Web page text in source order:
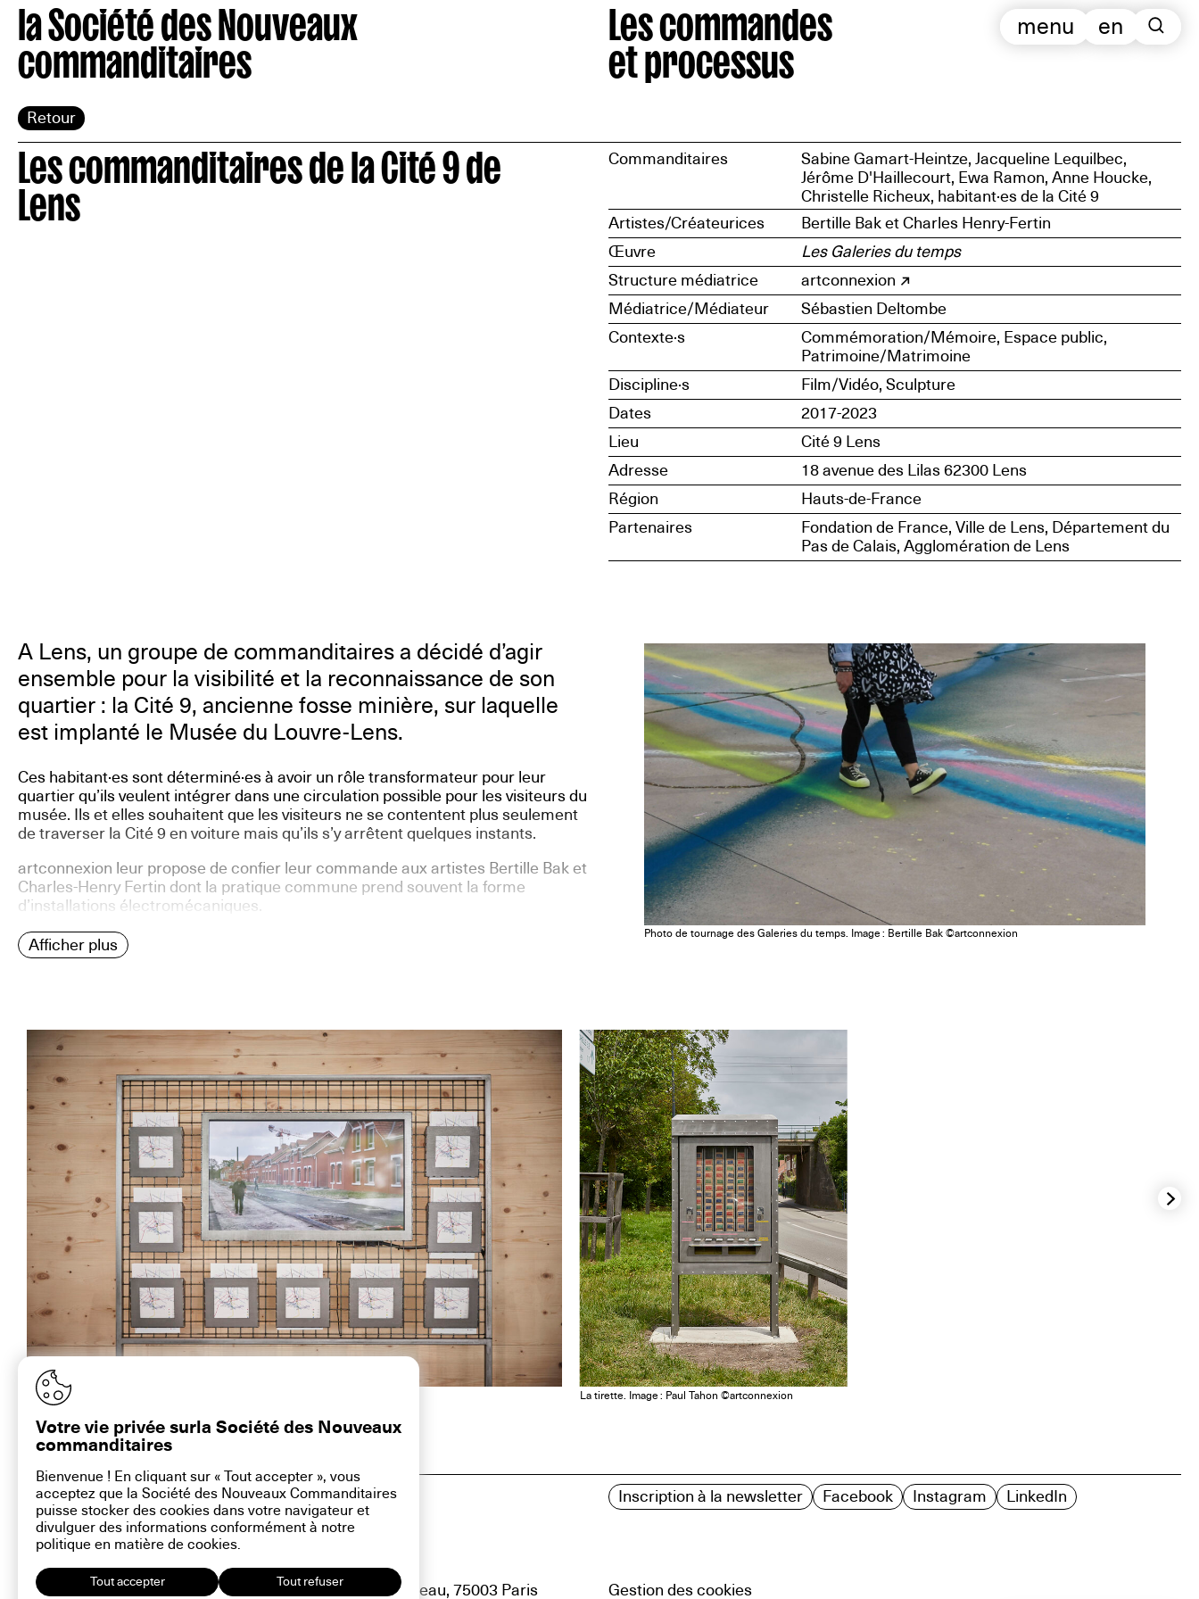
la Société des Nouveaux
commanditaires
Retour
Les commandes
et processus
en
menu
Les commanditaires de la Cité 9 de
Lens
Commanditaires
Sabine Gamart-Heintze, Jacqueline Lequilbec,
Jérôme D'Haillecourt, Ewa Ramon, Anne Houcke,
Christelle Richeux, habitant·es de la Cité 9
Artistes/Créateurices
Bertille Bak et Charles Henry-Fertin
Œuvre
Les Galeries du temps
Structure médiatrice
artconnexion
Médiatrice/Médiateur
Sébastien Deltombe
Contexte·s
Commémoration/Mémoire, Espace public,
Patrimoine/Matrimoine
Discipline·s
Film/Vidéo, Sculpture
Dates
2017-2023
Lieu
Cité 9 Lens
Adresse
18 avenue des Lilas 62300 Lens
Région
Hauts-de-France
Partenaires
Fondation de France, Ville de Lens, Département du
Pas de Calais, Agglomération de Lens
A Lens, un groupe de commanditaires a décidé d’agir
ensemble pour la visibilité et la reconnaissance de son
quartier : la Cité 9, ancienne fosse minière, sur laquelle
est implanté le Musée du Louvre-Lens.
Ces habitant·es sont déterminé·es à avoir un rôle transformateur pour leur
quartier qu’ils veulent intégrer dans une circulation possible pour les visiteurs du
musée. Ils et elles souhaitent que les visiteurs ne se contentent plus seulement
de traverser la Cité 9 en voiture mais qu’ils s’y arrêtent quelques instants.
artconnexion leur propose de confier leur commande aux artistes Bertille Bak et
Charles-Henry Fertin dont la pratique commune prend souvent la forme
d’installations électromécaniques.
Afficher plus
Photo de tournage des Galeries du temps. Image : Bertille Bak ©artconnexion
La vidéo au Louvre-Lens. Image : Paul Tahon ©artconnexion La tirette. Image : Paul Tahon ©artconnexion
contact@la-snc.org Inscription à la newsletter Facebook Instagram LinkedIn
16 rue Rambuteau, 75003 Paris Gestion des cookies
Votre vie privée surla Société des Nouveaux
commanditaires
Bienvenue ! En cliquant sur « Tout accepter », vous
acceptez que la Société des Nouveaux Commanditaires
puisse stocker des cookies dans votre navigateur et
divulguer des informations conformément à notre
politique en matière de cookies.
Tout accepter Tout refuser